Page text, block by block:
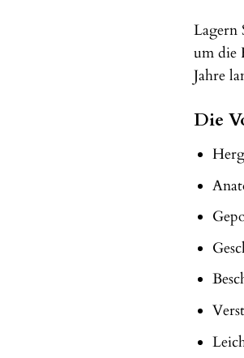
Lagern
um die
Jahre
Die